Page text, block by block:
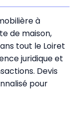
à
de maison,
tout le Loiret
juridique et
Devis
pour